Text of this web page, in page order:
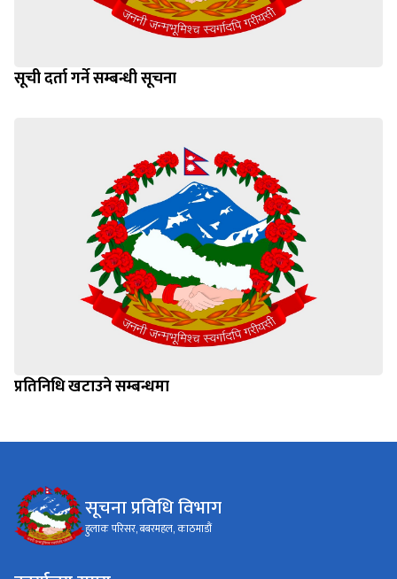
सूची दर्ता गर्ने सम्बन्धी सूचना
प्रतिनिधि खटाउने सम्बन्धमा
सूचना प्रविधि विभाग
हुलाक परिसर, बबरमहल, काठमाडौं